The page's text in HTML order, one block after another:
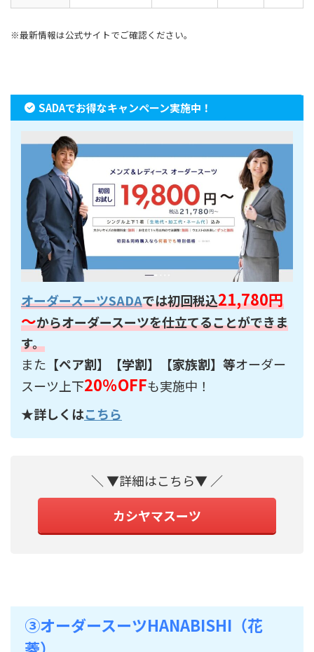
※最新情報は公式サイトでご確認ください。
SADAでお得なキャンペーン実施中！
オーダースーツSADAでは初回税込21,780円
～からオーダースーツを仕立てることができま
す。
また 【ペア割】【学割】【家族割】等オーダー
スーツ上下20％OFFも実施中！
★詳しくはこちら
＼ ▼詳細はこちら▼ ／
カシヤマスーツ
➂オーダースーツHANABISHI（花